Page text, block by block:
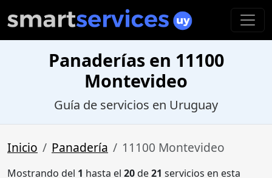
Panaderías en 11100
Montevideo
Guía de servicios en Uruguay
Inicio Panadería 11100 Montevideo
Mostrando del 1 hasta el 20de21 servicios en esta